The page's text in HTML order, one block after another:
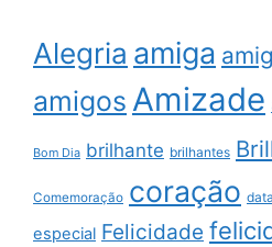
Alegria amiga
amigos Amizade
Bom Dia brilhante brilhantes
Comemoração coração
especial Felicidade